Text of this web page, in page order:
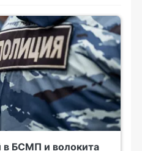
БСМП и волокита